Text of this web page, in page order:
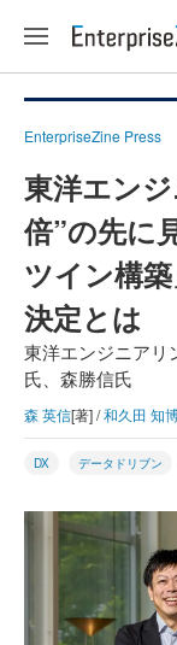
EnterpriseZine Press
東洋エン
倍”の先に
ツイン構
決定とは
東洋エンジニア
氏、森勝信氏
森 英信[著] /和久田 知
DX データドリブン